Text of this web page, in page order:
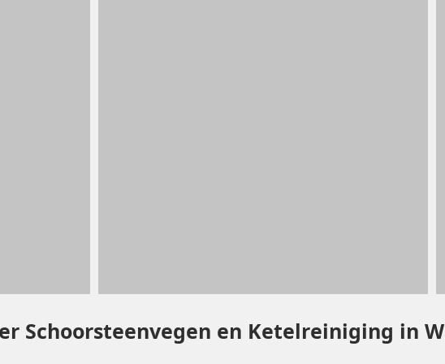
Schoorsteenvegen en Ketelreiniging in